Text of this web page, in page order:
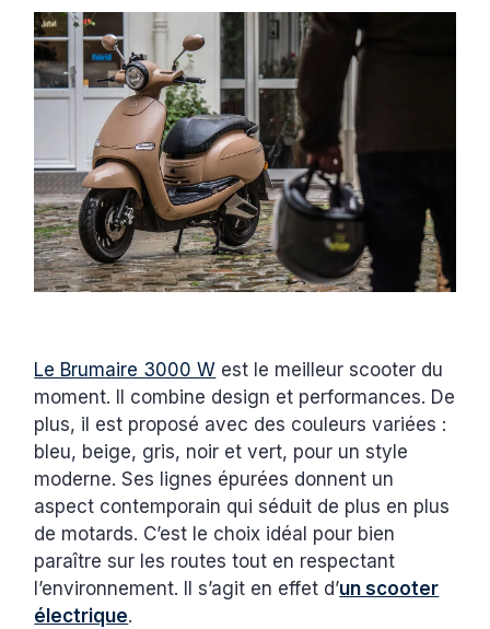
Le Brumaire 3000 W est le meilleur scooter du
moment. Il combine design et performances. De
plus, il est proposé avec des couleurs variées :
bleu, beige, gris, noir et vert, pour un style
moderne. Ses lignes épurées donnent un
aspect contemporain qui séduit de plus en plus
de motards. C’est le choix idéal pour bien
paraître sur les routes tout en respectant
l’environnement. Il s’agit en effet d’un scooter
électrique.